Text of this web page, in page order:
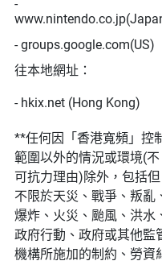
-
- groups.google.com(US)
往本地網址：
- hkix.net (Hong Kong)
**任何因「香港寬頻」控
範圍以外的情況或環境(不
可抗力理由)除外，包括但
不限於天災、戰爭、叛亂
爆炸、火災、颱風、洪水
政府行動、政府或其他監
機構所施加的制約、勞資